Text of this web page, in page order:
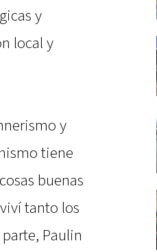
y
local y
y
tiene
buenas
tanto los
Paulin